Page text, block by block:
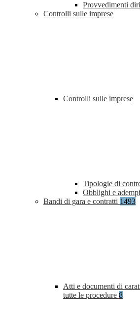
Provvedimenti
Controlli sulle imprese
Controlli sulle imprese
Tipologie di
Obblighi e
Bandi di gara e contratti 1493
Atti e documenti di
tutte le procedure 8